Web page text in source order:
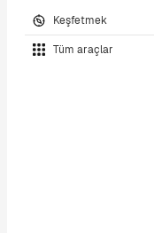
Keşfetmek
Tüm araçlar